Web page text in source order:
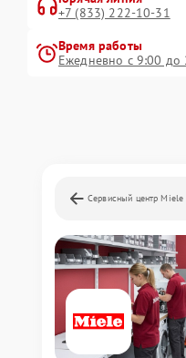
+7 (833) 222-10-31
Время работы
Ежедневно с 9:00 до
Сервисный центр Miele